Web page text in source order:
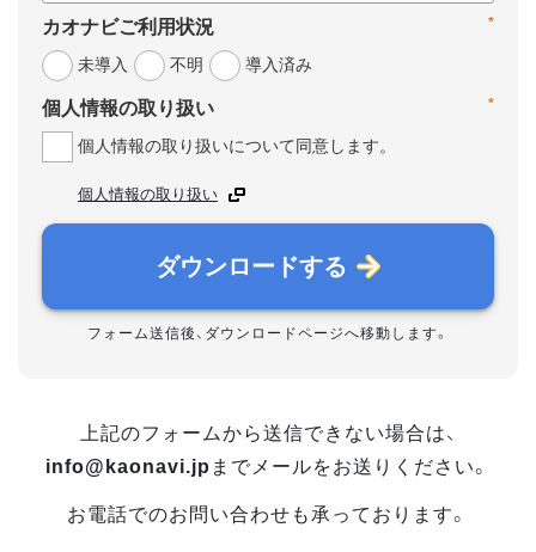
*
カオナビご利用状況
未導入
不明 導入済み
*
個人情報の取り扱い
個人情報の取り扱いについて同意します。
個人情報の取り扱い
ダウンロードする
フォーム送信後、ダウンロードページへ移動します。
上記のフォームから送信できない場合は、
info@kaonavi.jp までメールをお送りください。
お電話でのお問い合わせも承っております。